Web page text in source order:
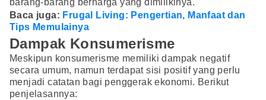
barang-barang berharga yang dimilikinya.
Baca juga: Frugal Living: Pengertian, Manfaat dan
Tips Memulainya
Dampak Konsumerisme
Meskipun konsumerisme memiliki dampak negatif
secara umum, namun terdapat sisi positif yang perlu
menjadi catatan bagi penggerak ekonomi. Berikut
penjelasannya: